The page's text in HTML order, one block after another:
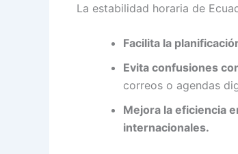
La estabilidad horaria de
Facilita la
Evita confusiones
correos o agendas
Mejora la eficiencia
internacionales.